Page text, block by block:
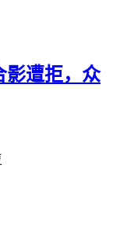
影遭拒，众